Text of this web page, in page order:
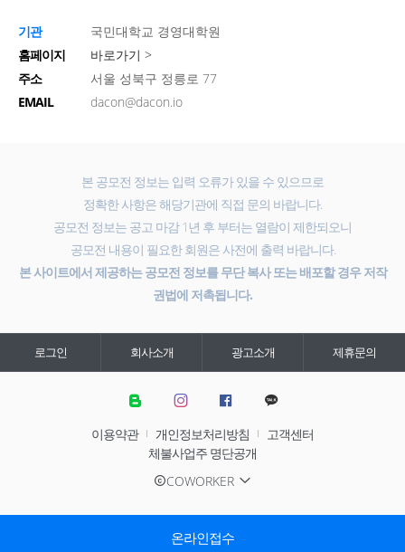
기관
국민대학교 경영대학원
홈페이지
바로가기 >
주소
서울 성북구 정릉로 77
EMAIL
dacon@dacon.io
본 공모전 정보는 입력 오류가 있을 수 있으므로
정확한 사항은 해당기관에 직접 문의 바랍니다.
공모전 정보는 공고 마감 1년 후 부터는 열람이 제한되오니
공모전 내용이 필요한 회원은 사전에 출력 바랍니다.
본 사이트에서 제공하는 공모전 정보를 무단 복사 또는 배포할 경우 저작
권법에 저촉됩니다.
온라인접수
온라인접수
온라인접수
이메일접수
이메일접수
온라인접수
온라인접수
온라인접수
이메일접수
온라인접수
온라인접수
온라인접수
로그인 회사소개 광고소개 제휴문의
이용약관 개인정보처리방침
고객센터
체불사업주 명단공개
COWORKER